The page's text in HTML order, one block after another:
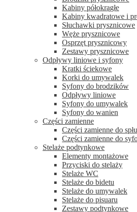
Kabiny półokrągłe
Kabiny kwadratowe i
Słuchawki prysznicowe
Węże prysznicowe
Osprzęt prysznicowy
Zestawy prysznicowe
Odpływy liniowe i syfony
Kratki ściekowe
Korki do umywalek
Syfony do brodzików
Odpływy liniowe
Syfony do umywalek
Syfony do wanien
Części zamienne
Części zamienne do
Części zamienne do
Stelaże podtynkowe
Elementy montażowe
Przyciski do stelaży
Stelaże WC
Stelaże do bidetu
Stelaże do umywalek
Stelaże do pisuaru
Zestawy podtynkowe